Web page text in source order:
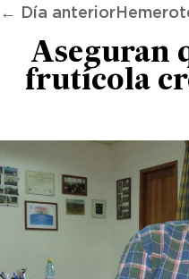
← Día anterior
Aseguran
frutícola